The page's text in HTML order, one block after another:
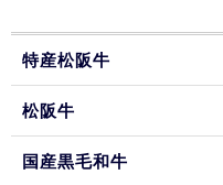
特産松阪牛
松阪牛
国産黒毛和牛